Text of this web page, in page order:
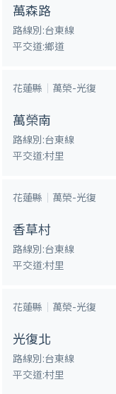
萬森路
路線別:台東線
平交道:鄉道
花蓮縣 萬榮-光復
萬榮南
路線別:台東線
平交道:村里
花蓮縣 萬榮-光復
香草村
路線別:台東線
平交道:村里
花蓮縣 萬榮-光復
光復北
路線別:台東線
平交道:村里